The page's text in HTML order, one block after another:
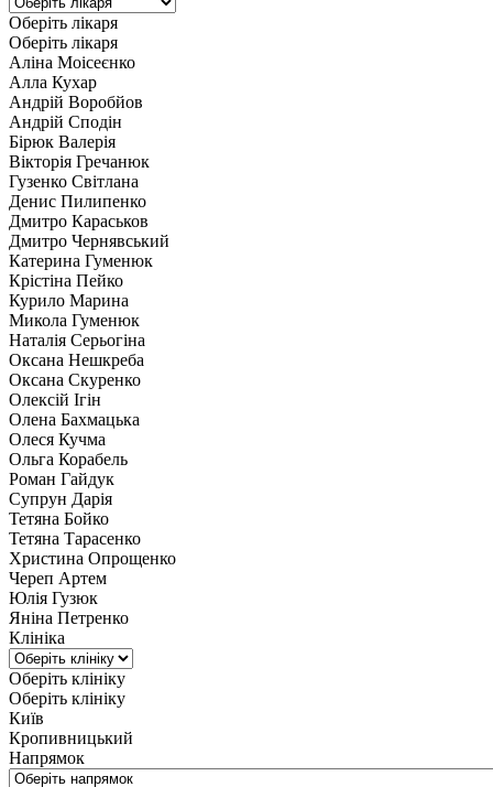
Оберіть лікаря
Оберіть лікаря
Аліна Моісеєнко
Алла Кухар
Андрій Воробйов
Андрій Сподін
Бірюк Валерія
Вікторія Гречанюк
Гузенко Світлана
Денис Пилипенко
Дмитро Караськов
Дмитро Чернявський
Катерина Гуменюк
Крістіна Пейко
Курило Марина
Микола Гуменюк
Наталія Серьогіна
Оксана Нешкреба
Оксана Скуренко
Олексій Ігін
Олена Бахмацька
Олеся Кучма
Ольга Корабель
Роман Гайдук
Супрун Дарія
Тетяна Бойко
Тетяна Тарасенко
Христина Опрощенко
Череп Артем
Юлія Гузюк
Яніна Петренко
Клініка
Оберіть клініку
Оберіть клініку
Київ
Кропивницький
Напрямок